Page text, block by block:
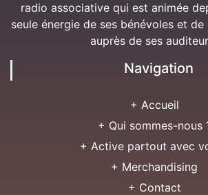
radio associative qui est animée
seule énergie de ses bénévoles et de
auprès de ses
Navigation
+ Accueil
+ Qui sommes-nous
+ Active partout avec
+ Merchandising
+ Contact